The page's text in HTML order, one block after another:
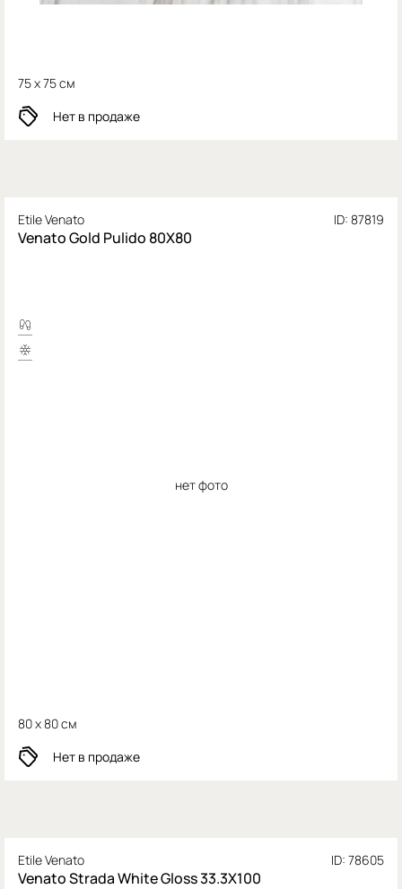
75 x 75 см
Нет в продаже
Etile Venato ID: 87819
Venato Gold Pulido 80X80
нет фото
80 x 80 см
Нет в продаже
Etile Venato ID: 78605
Venato Strada White Gloss 33.3X100